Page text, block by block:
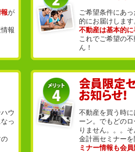
が
報
ご希望条件にあ
的にお届けします
不動産は基本的に
これでご希望の
ん！
ウ
っ
不動産を買う時
ーン。でもどの
りません。。。
金計画セミナー
ミナー情報も会